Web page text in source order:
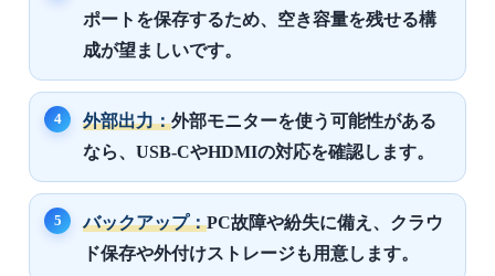
ポートを保存するため、空き容量を残せる構
成が望ましいです。
外部出力：外部モニターを使う可能性がある
なら、USB-CやHDMIの対応を確認します。
バックアップ：PC故障や紛失に備え、クラウ
ド保存や外付けストレージも用意します。